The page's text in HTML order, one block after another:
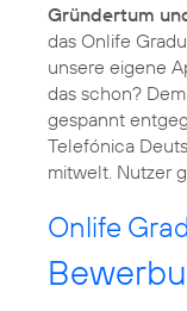
Gründertum
das Onlife
unsere eigene
das schon? Dem
gespannt
Telefónica
mitwelt. Nutzer
Onlife